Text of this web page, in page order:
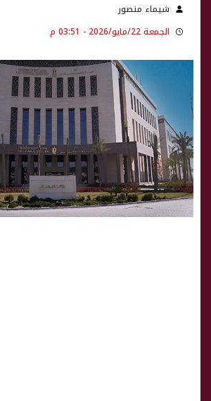
شيماء منصور
الجمعة 22/مايو/2026 - 03:51 م